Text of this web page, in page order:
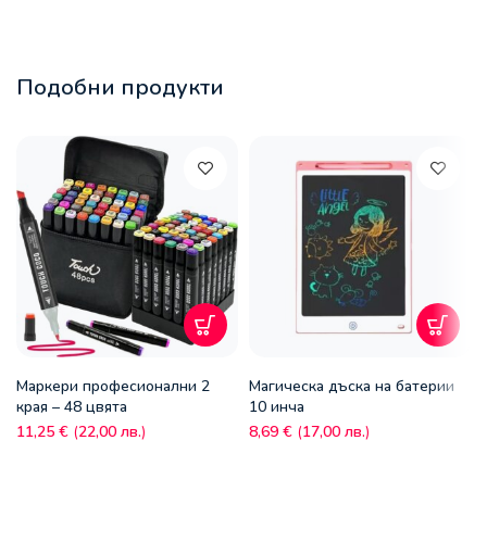
Подобни продукти
Маркери професионални 2
края – 48 цвята
11,25 € (22,00 лв.)
Магическа дъска на батерии
10 инча
8,69 € (17,00 лв.)